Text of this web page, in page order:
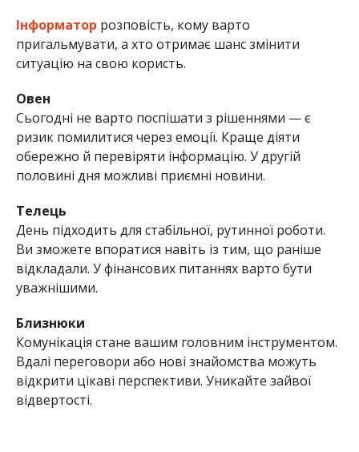
Інформатор розповість, кому варто
пригальмувати, а хто отримає шанс змінити
ситуацію на свою користь.
Овен
Сьогодні не варто поспішати з рішеннями — є
ризик помилитися через емоції. Краще діяти
обережно й перевіряти інформацію. У другій
половині дня можливі приємні новини.
Телець
День підходить для стабільної, рутинної роботи.
Ви зможете впоратися навіть із тим, що раніше
відкладали. У фінансових питаннях варто бути
уважнішими.
Близнюки
Комунікація стане вашим головним інструментом.
Вдалі переговори або нові знайомства можуть
відкрити цікаві перспективи. Уникайте зайвої
відвертості.